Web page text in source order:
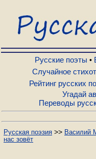
Русские поэты
Биографии
Стихи по
Случайное
Русские поэты •
Случайное
Рейтинг русских
Угадай
Переводы
Русская поэзия >> Василий
нас зовёт